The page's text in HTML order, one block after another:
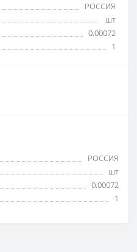
РОССИЯ
шт
0.00072
1
РОССИЯ
шт
0.00072
1